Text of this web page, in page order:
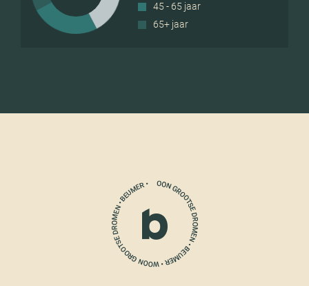
45 - 65 jaar
65+ jaar